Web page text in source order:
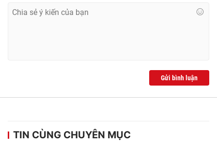
Tổng đài VTV:024.38 355 931 - 024.38 355 932
Gửi bình luận
TIN CÙNG CHUYÊN MỤC